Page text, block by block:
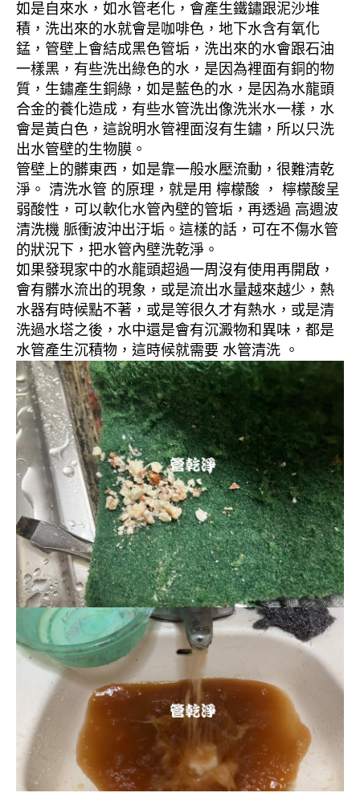
如是自來水，如水管老化，會產生鐵鏽跟泥沙堆
積，洗出來的水就會是咖啡色，地下水含有氧化
錳，管壁上會結成黑色管垢，洗出來的水會跟石油
一樣黑，有些洗出綠色的水，是因為裡面有銅的物
質，生鏽產生銅綠，如是藍色的水，是因為水龍頭
合金的養化造成，有些水管洗出像洗米水一樣，水
會是黃白色，這說明水管裡面沒有生鏽，所以只洗
出水管壁的生物膜。
管壁上的髒東西，如是靠一般水壓流動，很難清乾
淨。 清洗水管 的原理，就是用 檸檬酸 ， 檸檬酸呈
弱酸性，可以軟化水管內壁的管垢，再透過 高週波
清洗機 脈衝波沖出汙垢。這樣的話，可在不傷水管
的狀況下，把水管內壁洗乾淨。
如果發現家中的水龍頭超過一周沒有使用再開啟，
會有髒水流出的現象，或是流出水量越來越少，熱
水器有時候點不著，或是等很久才有熱水，或是清
洗過水塔之後，水中還是會有沉澱物和異味，都是
水管產生沉積物，這時候就需要 水管清洗 。